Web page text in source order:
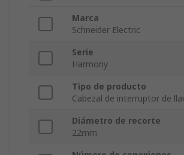
Marca
Schneider Electric
Serie
Harmony
Tipo de producto
Cabezal de interruptor de
Diámetro de recorte
22mm